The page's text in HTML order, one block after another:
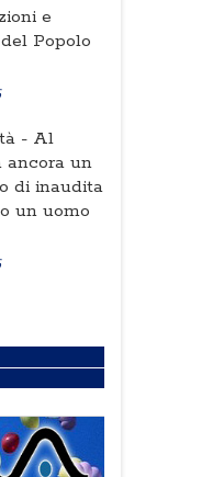
e
Popolo
- Al
ancora un
di inaudita
un uomo